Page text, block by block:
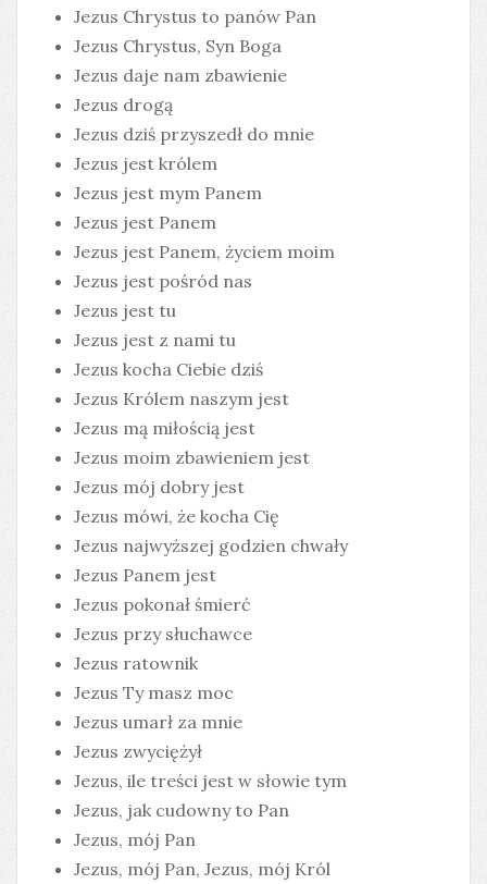
Jezus Chrystus to panów Pan
Jezus Chrystus, Syn Boga
Jezus daje nam zbawienie
Jezus drogą
Jezus dziś przyszedł do mnie
Jezus jest królem
Jezus jest mym Panem
Jezus jest Panem
Jezus jest Panem, życiem moim
Jezus jest pośród nas
Jezus jest tu
Jezus jest z nami tu
Jezus kocha Ciebie dziś
Jezus Królem naszym jest
Jezus mą miłością jest
Jezus moim zbawieniem jest
Jezus mój dobry jest
Jezus mówi, że kocha Cię
Jezus najwyższej godzien chwały
Jezus Panem jest
Jezus pokonał śmierć
Jezus przy słuchawce
Jezus ratownik
Jezus Ty masz moc
Jezus umarł za mnie
Jezus zwyciężył
Jezus, ile treści jest w słowie tym
Jezus, jak cudowny to Pan
Jezus, mój Pan
Jezus, mój Pan, Jezus, mój Król